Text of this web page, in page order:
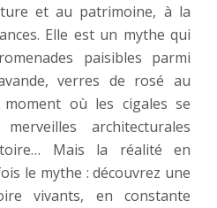
et au patrimoine, à la
Elle est un mythe qui
paisibles parmi
verres de rosé au
où les cigales se
architecturales
Mais la réalité en
le mythe : découvrez une
vivants, en constante